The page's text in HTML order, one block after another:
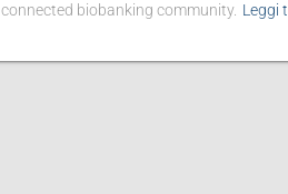
connected biobanking community. Leggi